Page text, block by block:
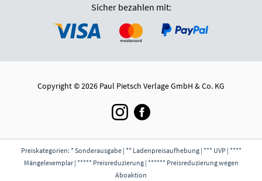
Sicher bezahlen mit:
Copyright © 2026 Paul Pietsch Verlage GmbH & Co. KG
Preiskategorien: * Sonderausgabe | ** Ladenpreisaufhebung | *** UVP | ****
Mängelexemplar | ***** Preisreduzierung | ****** Preisreduzierung wegen
Aboaktion